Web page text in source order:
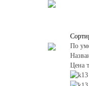
По
Цена